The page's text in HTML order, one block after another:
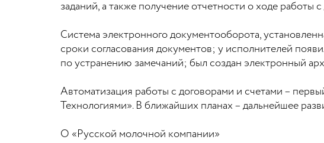
заданий, а также получение отчетности о ходе работы
Система электронного документооборота,
сроки согласования документов; у исполнителей
по устранению замечаний; был создан электронный
Автоматизация работы с договорами и счетами –
Технологиями». В ближайших планах – дальнейшее
О «Русской молочной компании»